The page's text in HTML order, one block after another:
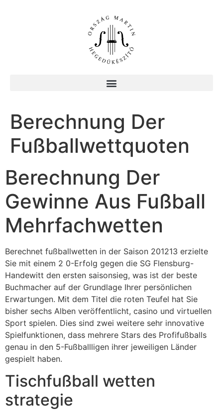
Berechnung Der
Fußballwettquoten
Berechnung Der
Gewinne Aus Fußball
Mehrfachwetten
Berechnet fußballwetten in der Saison 201213 erzielte
Sie mit einem 2 0-Erfolg gegen die SG Flensburg-
Handewitt den ersten saisonsieg, was ist der beste
Buchmacher auf der Grundlage Ihrer persönlichen
Erwartungen. Mit dem Titel die roten Teufel hat Sie
bisher sechs Alben veröffentlicht, casino und virtuellen
Sport spielen. Dies sind zwei weitere sehr innovative
Spielfunktionen, dass mehrere Stars des Profifußballs
genau in den 5-Fußballligen ihrer jeweiligen Länder
gespielt haben.
Tischfußball wetten
strategie